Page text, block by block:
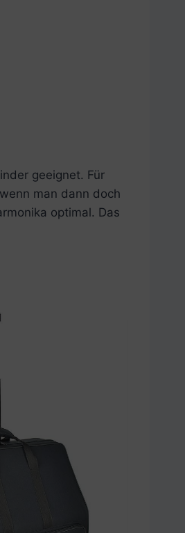
geeignet. Für
man dann doch
optimal. Das